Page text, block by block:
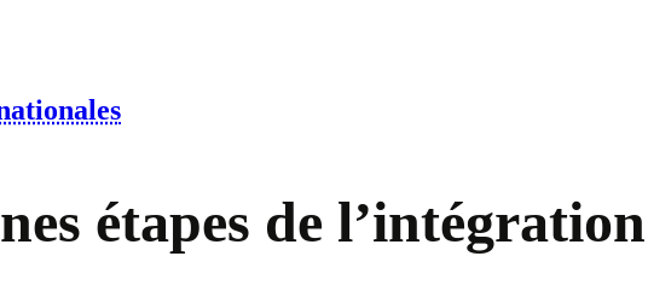
étapes de